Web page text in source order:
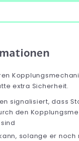
extra Sicherheit.
signalisiert, dass
den
solange er noch